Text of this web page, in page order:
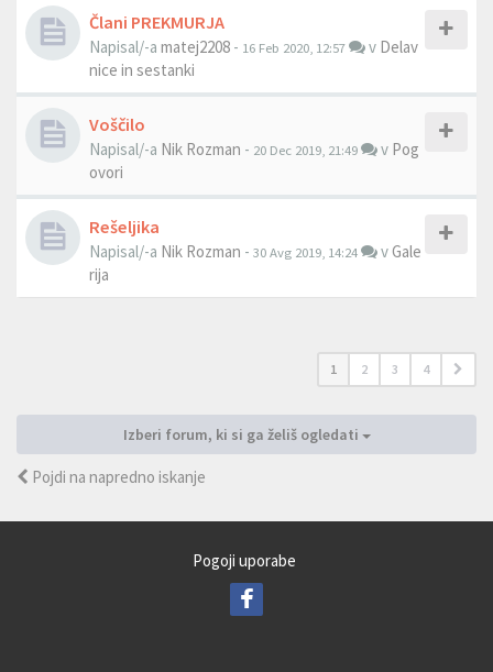
Člani PREKMURJA
Napisal/-a matej2208 - 16 Feb 2020, 12:57 v Delav
nice in sestanki
Voščilo
Napisal/-a Nik Rozman - 20 Dec 2019, 21:49 v Pog
ovori
Rešeljika
Napisal/-a Nik Rozman - 30 Avg 2019, 14:24 vGale
rija
1 2 3 4
Izberi forum, ki si ga želiš ogledati
Pojdi na napredno iskanje
Pogoji uporabe